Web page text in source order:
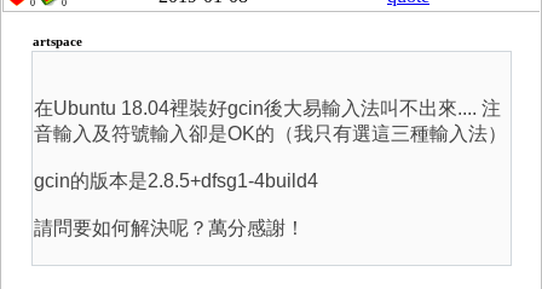
0 0
artspace
在Ubuntu 18.04裡裝好gcin後大易輸入法叫不出來.... 注
音輸入及符號輸入卻是OK的（我只有選這三種輸入法）
gcin的版本是2.8.5+dfsg1-4build4
請問要如何解決呢？萬分感謝！